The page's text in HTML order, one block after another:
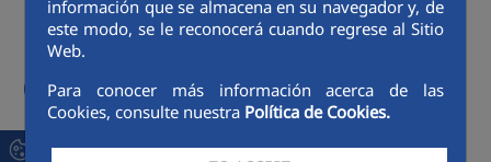
información que se almacena en su navegador y, de
este modo, se le reconocerá cuando regrese al Sitio
Web.
Para conocer más información acerca de las
Cookies, consulte nuestra Política de Cookies.
Capital
FCC's share capital consists of common stock shares with a